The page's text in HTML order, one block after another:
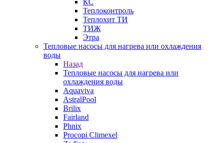
КС
Теплоконтроль
Теплохит ТИ
ТИЖ
Этра
Тепловые насосы для нагрева или охлаждения
воды
Назад
Тепловые насосы для нагрева или
охлаждения воды
Aquaviva
AstralPool
Brilix
Fairland
Phnix
Procopi Climexel